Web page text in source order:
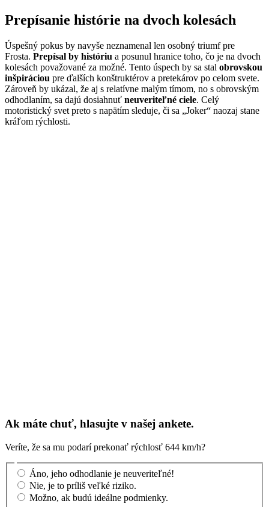
Prepísanie histórie na dvoch kolesách
Úspešný pokus by navyše neznamenal len osobný triumf pre
Frosta. Prepísal by históriu a posunul hranice toho, čo je na dvoch
kolesách považované za možné. Tento úspech by sa stal obrovskou
inšpiráciou pre ďalších konštruktérov a pretekárov po celom svete.
Zároveň by ukázal, že aj s relatívne malým tímom, no s obrovským
odhodlaním, sa dajú dosiahnuť neuveriteľné ciele. Celý
motoristický svet preto s napätím sleduje, či sa „Joker“ naozaj stane
kráľom rýchlosti.
Ak máte chuť, hlasujte v našej ankete.
Veríte, že sa mu podarí prekonať rýchlosť 644 km/h?
Áno, jeho odhodlanie je neuveriteľné!
Nie, je to príliš veľké riziko.
Možno, ak budú ideálne podmienky.